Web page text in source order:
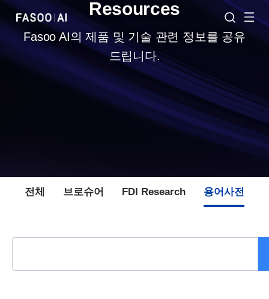
Resources
Fasoo AI의 제품 및 기술 관련 정보를 공유
드립니다.
전체 브로슈어 FDI Research 용어사전